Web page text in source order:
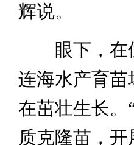
辉说。
眼下，在位
连海水产育
在茁壮生长。
质克隆苗，